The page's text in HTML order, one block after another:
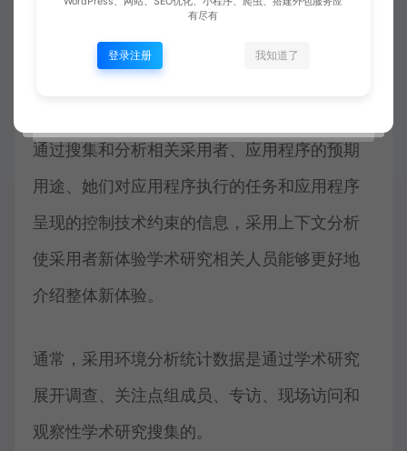
踪或热图，以介绍采用者犯罪行为。
通过搜集和分析相关采用者、应用程序的预期
用途、她们对应用程序执行的任务和应用程序
呈现的控制技术约束的信息，采用上下文分析
使采用者新体验学术研究相关人员能够更好地
介绍整体新体验。
通常，采用环境分析统计数据是通过学术研究
展开调查、关注点组成员、专访、现场访问和
观察性学术研究搜集的。
有尽有
登录注册 我知道了